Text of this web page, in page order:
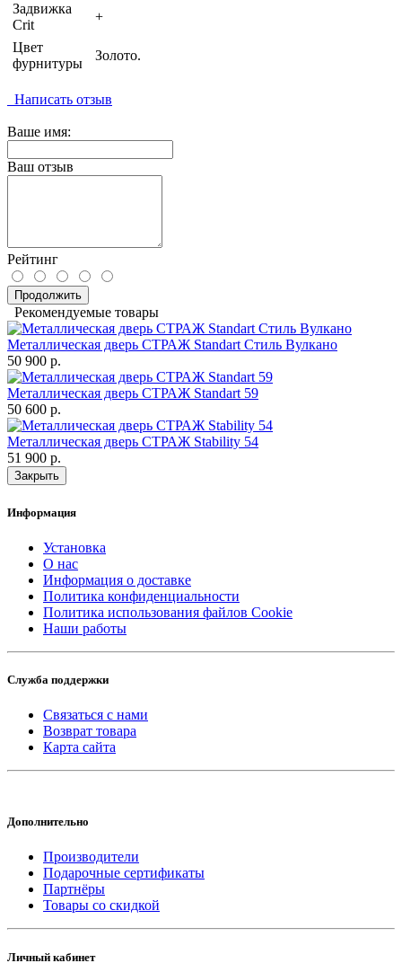
Задвижка
Crit
+
Цвет
фурнитуры
Золото.
Написать отзыв
Ваше имя:
Ваш отзыв
Рейтинг
Продолжить
Рекомендуемые товары
Металлическая дверь СТРАЖ Standart Стиль Вулкано
50 900 р.
Металлическая дверь СТРАЖ Standart 59
50 600 р.
Металлическая дверь СТРАЖ Stability 54
51 900 р.
Закрыть
Информация
Установка
О нас
Информация о доставке
Политика конфиденциальности
Политика использования файлов Cookie
Наши работы
Служба поддержки
Связаться с нами
Возврат товара
Карта сайта
Дополнительно
Производители
Подарочные сертификаты
Партнёры
Товары со скидкой
Личный кабинет